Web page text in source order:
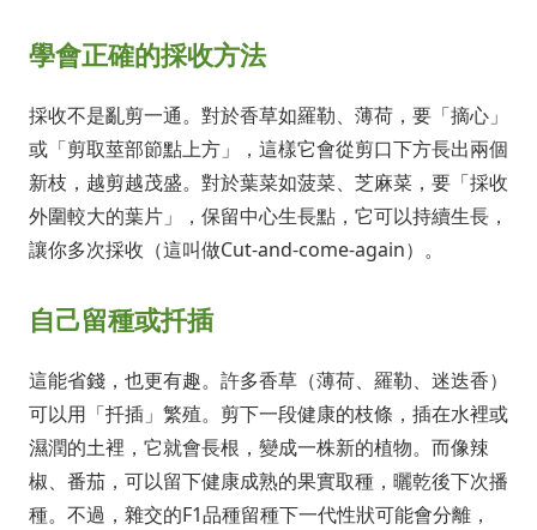
學會正確的採收方法
採收不是亂剪一通。對於香草如羅勒、薄荷，要「摘心」
或「剪取莖部節點上方」，這樣它會從剪口下方長出兩個
新枝，越剪越茂盛。對於葉菜如菠菜、芝麻菜，要「採收
外圍較大的葉片」，保留中心生長點，它可以持續生長，
讓你多次採收（這叫做Cut-and-come-again）。
自己留種或扦插
這能省錢，也更有趣。許多香草（薄荷、羅勒、迷迭香）
可以用「扦插」繁殖。剪下一段健康的枝條，插在水裡或
濕潤的土裡，它就會長根，變成一株新的植物。而像辣
椒、番茄，可以留下健康成熟的果實取種，曬乾後下次播
種。不過，雜交的F1品種留種下一代性狀可能會分離，